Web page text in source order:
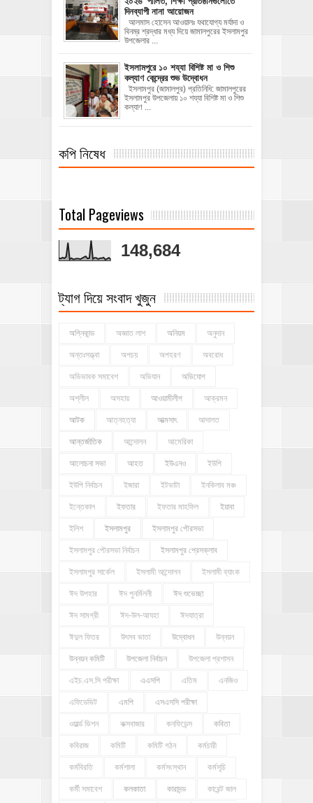
দিনব্যাপী নানা আয়োজন
‎​আলমাস হোসেন আওয়ালঃ‎ ‎​যথাযোগ্য মর্যাদা ও
বিনম্র শ্রদ্ধার মধ্য দিয়ে জামালপুরের ইসলামপুর
উপজেলার ...
ইসলামপুরে ১০ শয্যা বিশিষ্ট মা ও শিশু
কল্যাণ কেন্দ্রের শুভ উদ্বোধন
ইসলামপুর (জামালপুর) প্রতিনিধি: জামালপুরের
ইসলামপুর উপজেলায় ১০ শয্যা বিশিষ্ট মা ও শিশু
কল্যাণ ...
কপি নিষেধ
Total Pageviews
148,684
ট্যাগ দিয়ে সংবাদ খুজুন
অগ্নিকান্ড অজ্ঞাত লাশ অনিয়ম অনুদান
অন্তঃসত্ত্বা অপচয় অপহরণ অবরোধ
অভিভাবক সমাবেশ অভিযান অভিযোগ
অশ্লীল অসহায় আওয়ামীলীগ আক্রমন
আটক আত্নহত্যা আত্মসাৎ আদালত
আন্তর্জাতিক আন্দোলন আমেরিকা
আলোচনা সভা আহত ইউএনও ইউপি
ইউপি নির্বাচন ইজারা ইটভাটা ইনকিলাব মঞ্চ
ইন্তেকাল ইফতার ইফতার মাহফিল ইয়াবা
ইলিশ ইসলামপুর ইসলামপুর পৌরসভা
ইসলামপুর পৌরসভা নির্বাচন ইসলামপুর প্রেসক্লাব
ইসলামপুর সার্কেল ইসলামী আন্দোলন ইসলামী ব্যাংক
ঈদ উপহার ঈদ পুনর্মিলনী ঈদ শুভেচ্ছা
ঈদ সামগ্রী ঈদ-উল-আযহা ঈদযাত্রা
ঈদুল ফিতর উৎসব ভাতা উদ্বোধন উন্নয়ন
উন্নয়ন কমিটি উপজেলা নির্বাচন উপজেলা প্রশাসন
এইচ.এস.সি পরীক্ষা এএসপি এতিম এনজিও
এফিডেভিট এমপি এসএসসি পরীক্ষা
ওয়ার্ল্ড ভিশন কক্সবাজার কনফিডেন্স কবিতা
কবিরাজ কমিটি কমিটি গঠন কর্মচারী
কর্মবিরতি কর্মশালা কর্মসংস্থান কর্মসূচি
কর্মী সমাবেশ কলকাতা কারাদন্ড কারেন্ট জাল